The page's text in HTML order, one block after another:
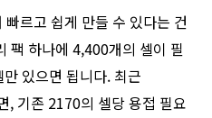
빠르고 쉽게 만들 수 있다는 건
팩 하나에 4,400개의 셀이 필
있으면 됩니다. 최근
, 기존 2170의 셀당 용접 필요